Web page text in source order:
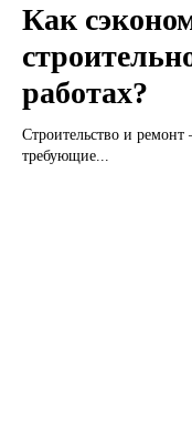
Как
работах?
Строительство и ремонт
требующие...